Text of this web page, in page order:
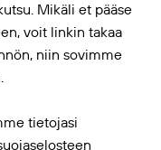
Mikäli et pääse
voit linkin takaa
niin sovimme
tietojasi